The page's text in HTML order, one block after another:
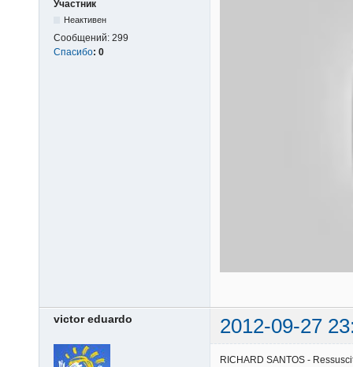
Участник
Неактивен
Сообщений: 299
Спасибо: 0
victor eduardo 2012-09-27
RICHARD SANTOS -